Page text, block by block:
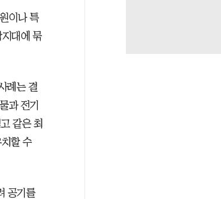
이나 특
대에 묶
례는 결
과 전기
같은 최
할 수
공기를